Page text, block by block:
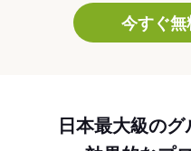
今すぐ無
日本最大級の